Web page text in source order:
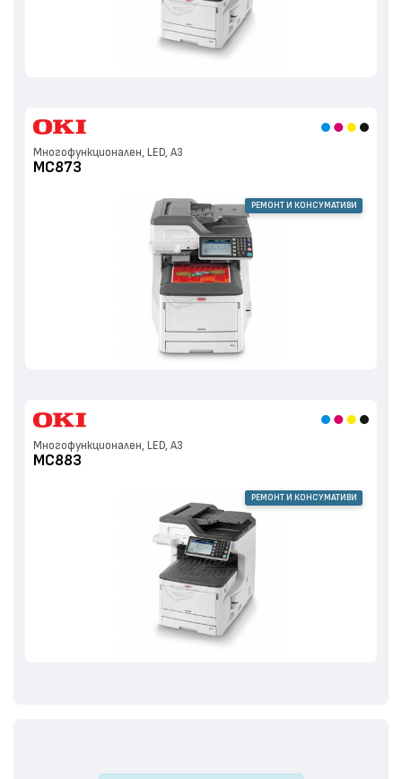
Многофункционален, LED, А3
MC873
РЕМОНТ И КОНСУМАТИВИ
Многофункционален, LED, А3
MC883
РЕМОНТ И КОНСУМАТИВИ